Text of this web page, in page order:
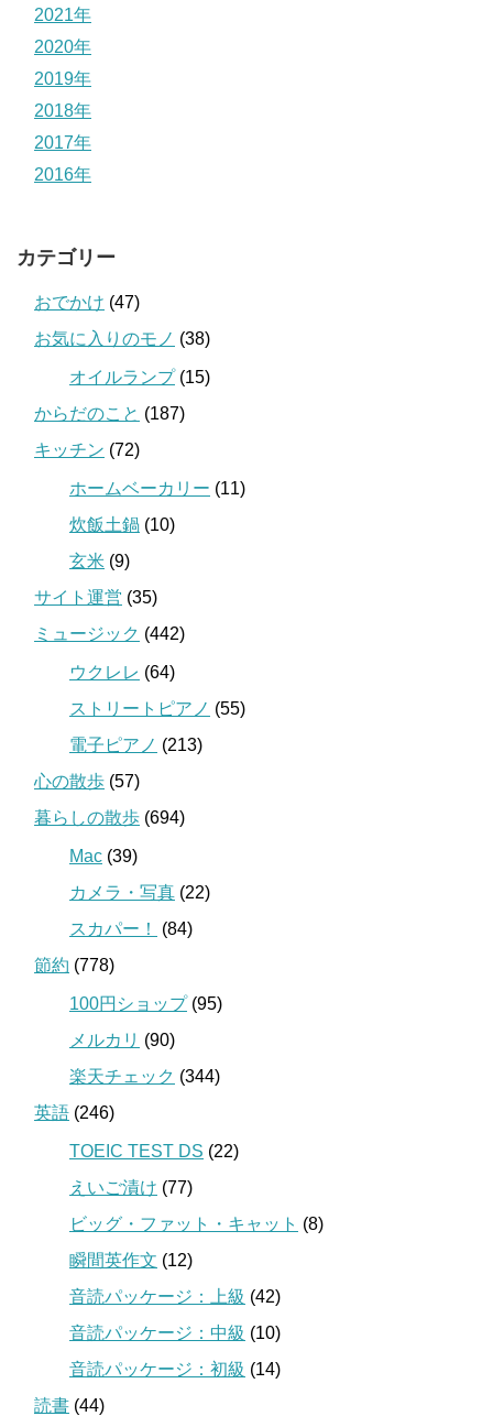
2021年
2020年
2019年
2018年
2017年
2016年
カテゴリー
おでかけ (47)
お気に入りのモノ (38)
オイルランプ(15)
からだのこと (187)
キッチン (72)
ホームベーカリー (11)
炊飯土鍋 (10)
玄米 (9)
サイト運営 (35)
ミュージック (442)
ウクレレ (64)
ストリートピアノ (55)
電子ピアノ (213)
心の散歩 (57)
暮らしの散歩 (694)
Mac (39)
カメラ・写真 (22)
スカパー！
(84)
節約 (778)
100円ショップ(95)
メルカリ (90)
楽天チェック (344)
英語 (246)
TOEIC TEST DS (22)
えいご漬け (77)
ビッグ・ファット・キャット (8)
瞬間英作文 (12)
音読パッケージ：上級 (42)
音読パッケージ：中級 (10)
音読パッケージ：初級 (14)
読書 (44)